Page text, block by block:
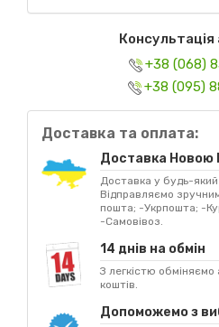
Консультація
+38 (068)
+38 (095)
Доставка та оплата:
Доставка
Доставка у будь-який
Відправляємо
пошта; -Укрпошта; -
-Самовівоз.
14 днів на обмін
З легкістю
коштів.
Допоможемо з